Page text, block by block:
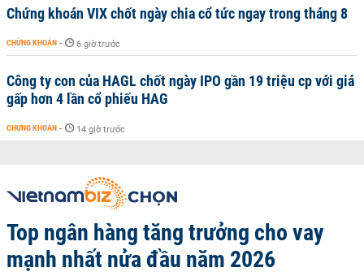
Chứng khoán VIX chốt ngày chia cổ tức ngay trong tháng 8
CHỨNG KHOÁN - 6 giờ trước
Công ty con của HAGL chốt ngày IPO gần 19 triệu cp với giá
gấp hơn 4 lần cổ phiếu HAG
CHỨNG KHOÁN - 14 giờ trước
Top ngân hàng tăng trưởng cho vay
mạnh nhất nửa đầu năm 2026